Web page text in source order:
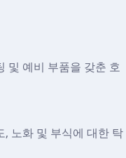
및 예비 부품을 갖춘 호
노화 및 부식에 대한 탁